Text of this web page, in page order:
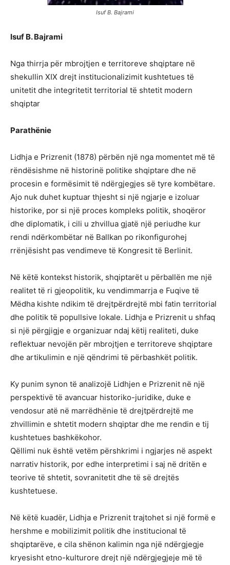
Isuf B. Bajrami
Isuf B. Bajrami
Nga thirrja për mbrojtjen e territoreve shqiptare në
shekullin XIX drejt institucionalizimit kushtetues të
unitetit dhe integritetit territorial të shtetit modern
shqiptar
Parathënie
Lidhja e Prizrenit (1878) përbën një nga momentet më të
rëndësishme në historinë politike shqiptare dhe në
procesin e formësimit të ndërgjegjes së tyre kombëtare.
Ajo nuk duhet kuptuar thjesht si një ngjarje e izoluar
historike, por si një proces kompleks politik, shoqëror
dhe diplomatik, i cili u zhvillua gjatë një periudhe kur
rendi ndërkombëtar në Ballkan po rikonfigurohej
rrënjësisht pas vendimeve të Kongresit të Berlinit.
Në këtë kontekst historik, shqiptarët u përballën me një
realitet të ri gjeopolitik, ku vendimmarrja e Fuqive të
Mëdha kishte ndikim të drejtpërdrejtë mbi fatin territorial
dhe politik të popullsive lokale. Lidhja e Prizrenit u shfaq
si një përgjigje e organizuar ndaj këtij realiteti, duke
reflektuar nevojën për mbrojtjen e territoreve shqiptare
dhe artikulimin e një qëndrimi të përbashkët politik.
Ky punim synon të analizojë Lidhjen e Prizrenit në një
perspektivë të avancuar historiko-juridike, duke e
vendosur atë në marrëdhënie të drejtpërdrejtë me
zhvillimin e shtetit modern shqiptar dhe me rendin e tij
kushtetues bashkëkohor.
Qëllimi nuk është vetëm përshkrimi i ngjarjes në aspekt
narrativ historik, por edhe interpretimi i saj në dritën e
teorive të shtetit, sovranitetit dhe të së drejtës
kushtetuese.
Në këtë kuadër, Lidhja e Prizrenit trajtohet si një formë e
hershme e mobilizimit politik dhe institucional të
shqiptarëve, e cila shënon kalimin nga një ndërgjegje
kryesisht etno-kulturore drejt një ndërgjegjeje më të